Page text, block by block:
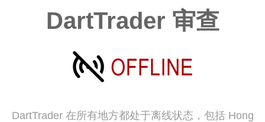
DartTrader 审查
DartTrader 在所有地方都处于离线状态，包括 Hong